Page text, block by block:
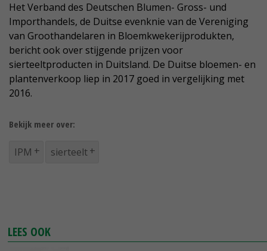
Het Verband des Deutschen Blumen- Gross- und
Importhandels, de Duitse evenknie van de Vereniging
van Groothandelaren in Bloemkwekerijprodukten,
bericht ook over stijgende prijzen voor
sierteeltproducten in Duitsland. De Duitse bloemen- en
plantenverkoop liep in 2017 goed in vergelijking met
2016.
Bekijk meer over:
IPM sierteelt
LEES OOK